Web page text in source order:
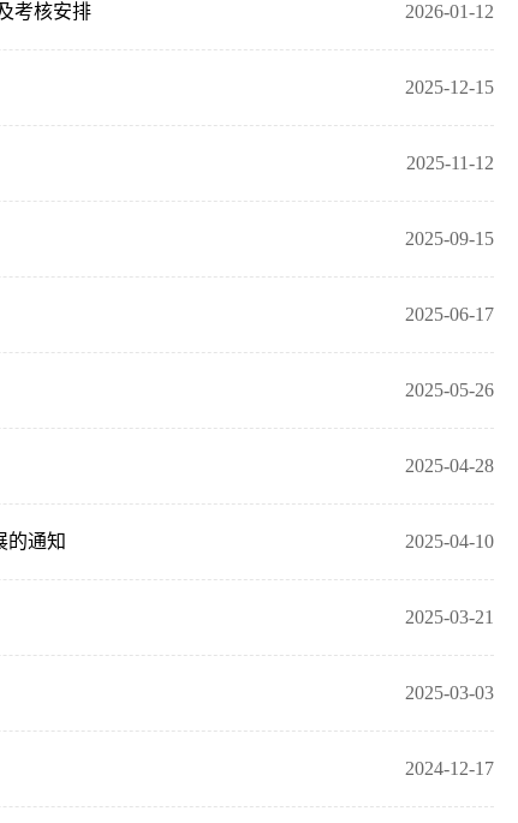
2026-01-12
考核安排
2025-12-15
2025-11-12
2025-09-15
2025-06-17
2025-05-26
2025-04-28
2025-04-10
的通知
2025-03-21
2025-03-03
2024-12-17